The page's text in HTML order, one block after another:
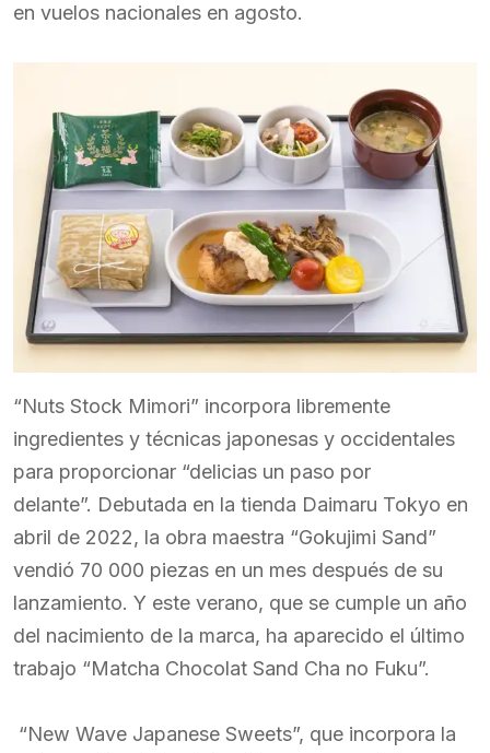
en vuelos nacionales en agosto.
“Nuts Stock Mimori” incorpora libremente
ingredientes y técnicas japonesas y occidentales
para proporcionar “delicias un paso por
delante”. Debutada en la tienda Daimaru Tokyo en
abril de 2022, la obra maestra “Gokujimi Sand”
vendió 70 000 piezas en un mes después de su
lanzamiento. Y este verano, que se cumple un año
del nacimiento de la marca, ha aparecido el último
trabajo “Matcha Chocolat Sand Cha no Fuku”.
“New Wave Japanese Sweets”, que incorpora la